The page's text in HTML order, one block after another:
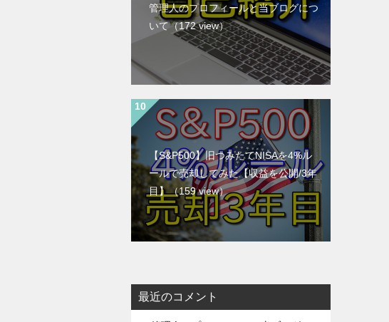
管理人のプロフィールと当ブログにつ
いて（172 view）
【S&P500】旧つみたてNISAを4%ル
ールで売却してみた【収益を公開/3年
目】（159 view）
最近のコメント